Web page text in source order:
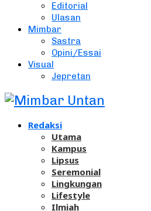
Editorial
Ulasan
Mimbar
Sastra
Opini/Essai
Visual
Jepretan
Redaksi
Utama
Kampus
Lipsus
Seremonial
Lingkungan
Lifestyle
Ilmiah